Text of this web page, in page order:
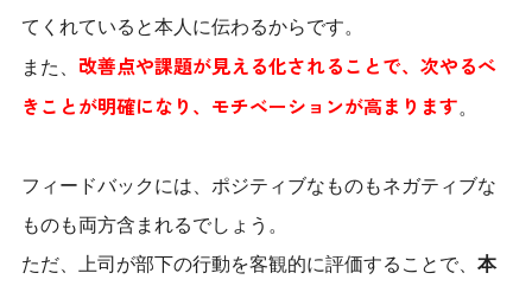
てくれていると本人に伝わるからです。
また、 改善点や課題が見える化されることで、次やるべ
きことが明確になり、モチベーションが高まります。
フィードバックには、ポジティブなものもネガティブな
ものも両方含まれるでしょう。
ただ、上司が部下の行動を客観的に評価することで、 本